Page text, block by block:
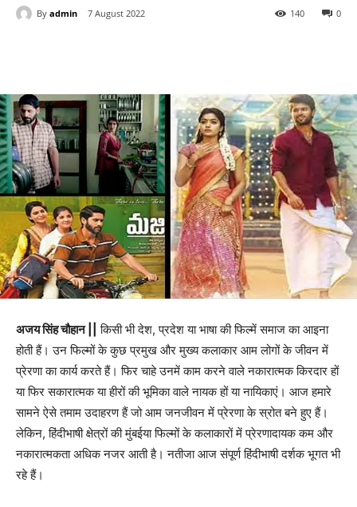
By admin 7 August 2022 0
140
अजय सिंह चौहान ||
किसी भी देश, प्रदेश या भाषा की फिल्में समाज का आइना
होती हैं। उन फिल्मों के कुछ प्रमुख और मुख्य कलाकार आम लोगों के जीवन में
प्रेरणा का कार्य करते हैं। फिर चाहे उनमें काम करने वाले नकारात्मक किरदार हों
या फिर सकारात्मक या हीरों की भूमिका वाले नायक हों या नायिकाएं। आज हमारे
सामने ऐसे तमाम उदाहरण हैं जो आम जनजीवन में प्रेरणा के स्रोत बने हुए हैं।
लेकिन, हिंदीभाषी क्षेत्रों की मुंबईया फिल्मों के कलाकारों में प्रेरणादायक कम और
नकारात्मकता अधिक नजर आती है। नतीजा आज संपूर्ण हिंदीभाषी दर्शक भूगत भी
रहे हैं।